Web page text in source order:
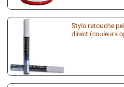
Stylo retouche
direct (couleurs